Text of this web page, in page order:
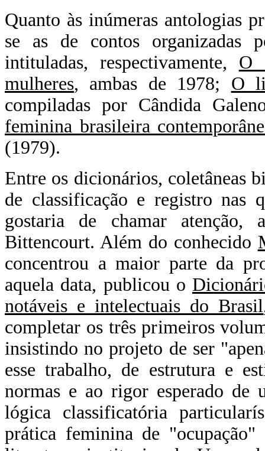
Quanto às inúmeras antologias
se as de contos organizadas
intituladas, respectivamente, O
mulheres, ambas de 1978; O
compiladas por Cândida
feminina brasileira
(1979).
Entre os dicionários, coletâneas
de classificação e registro nas
gostaria de chamar atenção,
Bittencourt. Além do conhecido
concentrou a maior parte da
aquela data, publicou o
notáveis e intelectuais do Brasil
completar os três primeiros
insistindo no projeto de ser
esse trabalho, de estrutura e
normas e ao rigor esperado de
lógica classificatória
prática feminina de